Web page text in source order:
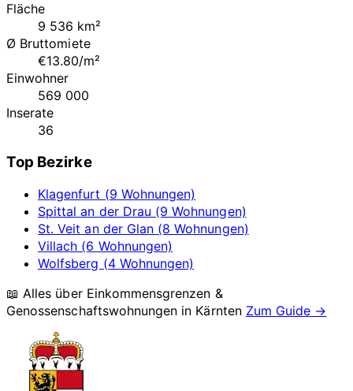
Fläche
9 536 km²
Ø Bruttomiete
€13.80/m²
Einwohner
569 000
Inserate
36
Top Bezirke
Klagenfurt (9 Wohnungen)
Spittal an der Drau (9 Wohnungen)
St. Veit an der Glan (8 Wohnungen)
Villach (6 Wohnungen)
Wolfsberg (4 Wohnungen)
📖 Alles über Einkommensgrenzen &
Genossenschaftswohnungen in Kärnten Zum Guide →